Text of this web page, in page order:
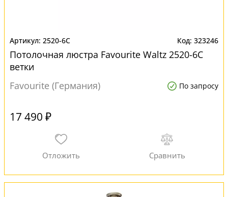
2520-6C 323246
Потолочная люстра Favourite Waltz 2520-6C
ветки
Favourite (Германия)
По запросу
17 490 ₽